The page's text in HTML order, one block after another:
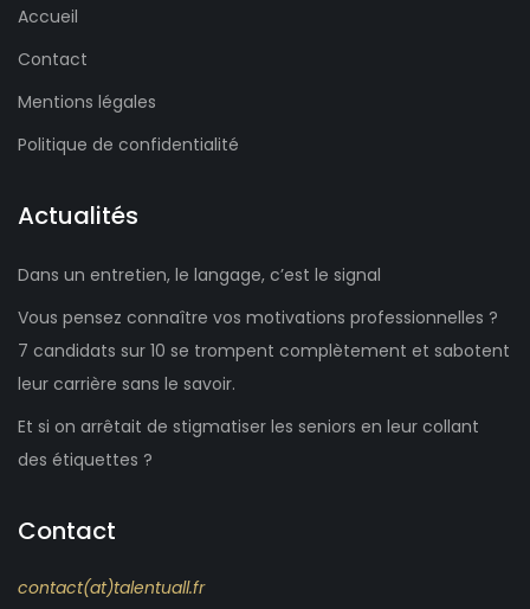
Accueil
Contact
Mentions légales
Politique de confidentialité
Actualités
Dans un entretien, le langage, c’est le signal
Vous pensez connaître vos motivations professionnelles ?
7 candidats sur 10 se trompent complètement et sabotent
leur carrière sans le savoir.
Et si on arrêtait de stigmatiser les seniors en leur collant
des étiquettes ?
Contact
contact(at)talentuall.fr